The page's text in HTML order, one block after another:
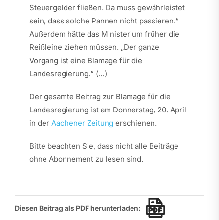
Steuergelder fließen. Da muss gewährleistet
sein, dass solche Pannen nicht passieren.“
Außerdem hätte das Ministerium früher die
Reißleine ziehen müssen. „Der ganze
Vorgang ist eine Blamage für die
Landesregierung.“ (…)
Der gesamte Beitrag zur Blamage für die
Landesregierung ist am Donnerstag, 20. April
in der Aachener Zeitung erschienen.
Bitte beachten Sie, dass nicht alle Beiträge
ohne Abonnement zu lesen sind.
Diesen Beitrag als PDF herunterladen: